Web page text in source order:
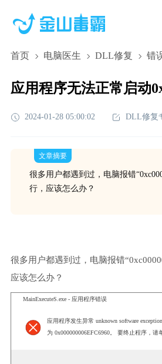
首页 电脑医生 DLL修复 错
应用程序无法正常启动
2024-01-28 05:00:02 DLL修复
文章摘要
很多用户都遇到过，电脑报错
行，应该怎么办？
很多用户都遇到过，电脑报错
应该怎么办？
MainExecuteS.exe - 应用程序错误
应用程序发生异常 unknown software
为 0x000000006EFC6960。 要终止程序，请